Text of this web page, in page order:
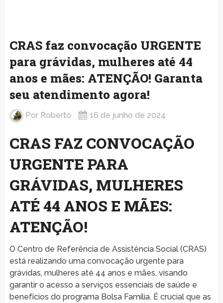
CRAS faz convocação URGENTE
para grávidas, mulheres até 44
anos e mães: ATENÇÃO! Garanta
seu atendimento agora!
Por Roberto 16 de junho de 2024
CRAS FAZ CONVOCAÇÃO
URGENTE PARA
GRÁVIDAS, MULHERES
ATÉ 44 ANOS E MÃES:
ATENÇÃO!
O Centro de Referência de Assistência Social (CRAS)
está realizando uma convocação urgente para
grávidas, mulheres até 44 anos e mães, visando
garantir o acesso a serviços essenciais de saúde e
benefícios do programa Bolsa Família. É crucial que as